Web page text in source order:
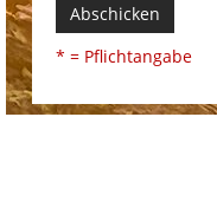
Abschicken
* = Pflichtangabe